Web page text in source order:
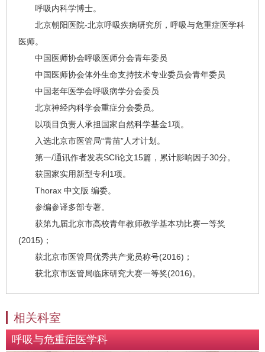
呼吸内科学博士。
北京朝阳医院-北京呼吸疾病研究所，呼吸与危重症医学科
医师。
中国医师协会呼吸医师分会青年委员
中国医师协会体外生命支持技术专业委员会青年委员
中国老年医学会呼吸病学分会委员
北京神经内科学会重症分会委员。
以项目负责人承担国家自然科学基金1项。
入选北京市医管局“青苗”人才计划。
第一/通讯作者发表SCI论文15篇，累计影响因子30分。
获国家实用新型专利1项。
Thorax 中文版 编委。
参编参译多部专著。
获第九届北京市高校青年教师教学基本功比赛一等奖
(2015)；
获北京市医管局优秀共产党员称号(2016)；
获北京市医管局临床研究大赛一等奖(2016)。
相关科室
呼吸与危重症医学科